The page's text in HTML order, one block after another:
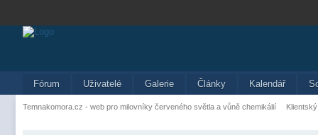
Fórum Uživatelé Galerie Články Kalendář
Temnakomora.cz - web pro milovníky červeného světla a vůně chemikálií